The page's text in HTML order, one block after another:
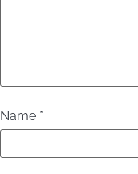
Name *